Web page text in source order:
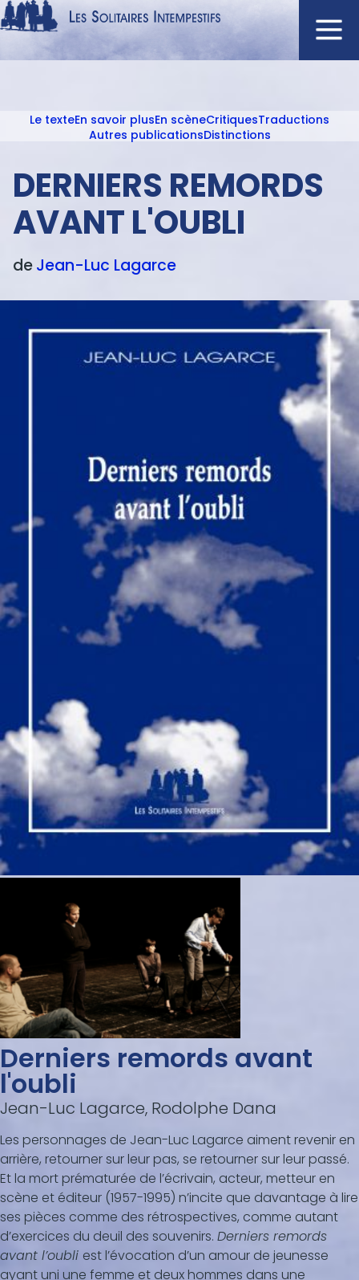
Aller
au
principal
Navigation
ACCUEIL
AUTEURS
À L'AFFICHE
CATALOGUE
DISTINCTIONS
Le texteEn savoir plusEn scèneCritiquesTraductions
Autres publicationsDistinctions
DERNIERS REMORDS
AVANT L'OUBLI
deJean-Luc Lagarce
Derniers remords avant
l'oubli
Jean-Luc Lagarce, Rodolphe Dana
Les personnages de Jean-Luc Lagarce aiment revenir en
arrière, retourner sur leur pas, se retourner sur leur passé.
Et la mort prématurée de l’écrivain, acteur, metteur en
scène et éditeur (1957-1995) n’incite que davantage à lire
ses pièces comme des rétrospectives, comme autant
d’exercices du deuil des souvenirs. Derniers remords
avant l’oubli est l’évocation d’un amour de jeunesse
ayant uni une femme et deux hommes dans une